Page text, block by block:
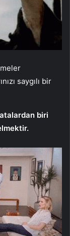
saygılı bir
biri